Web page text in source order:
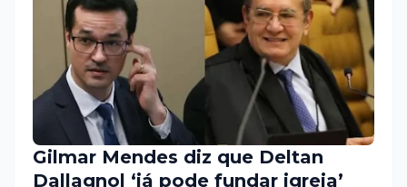
Gilmar Mendes diz que Deltan
Dallagnol ‘já pode fundar igreja’